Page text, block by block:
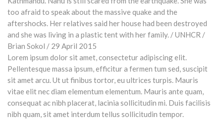
Lorem ipsum dolor sit amet, consectetur adipiscing elit.
Pellentesque massa ipsum, efficitur a fermen tum sed, suscipit
sit amet arcu. Ut ut finibus tortor, eu ultrices turpis. Mauris
vitae elit nec diam elementum elementum. Mauris ante quam,
consequat ac nibh placerat, lacinia sollicitudin mi. Duis facilisis
nibh quam, sit amet interdum tellus sollicitudin tempor.